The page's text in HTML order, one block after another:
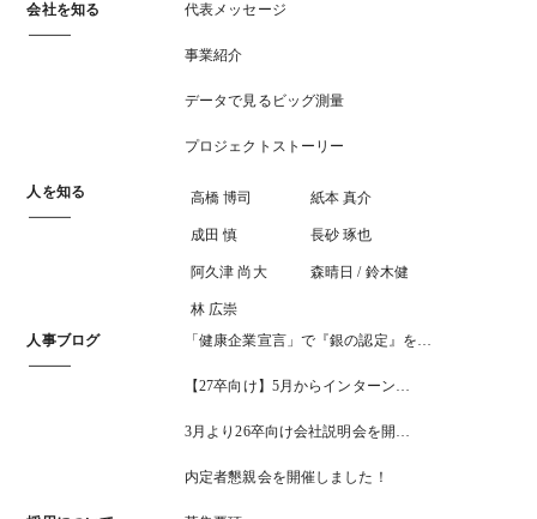
会社を知る 代表メッセージ
事業紹介
データで見るビッグ測量
プロジェクトストーリー
人を知る 高橋 博司 紙本 真介
成田 慎 長砂 琢也
阿久津 尚大 森晴日 / 鈴木健
林 広崇
人事ブログ
「健康企業宣言」で『銀の認定』を…
【27卒向け】5月からインターン…
3月より26卒向け会社説明会を開…
内定者懇親会を開催しました！